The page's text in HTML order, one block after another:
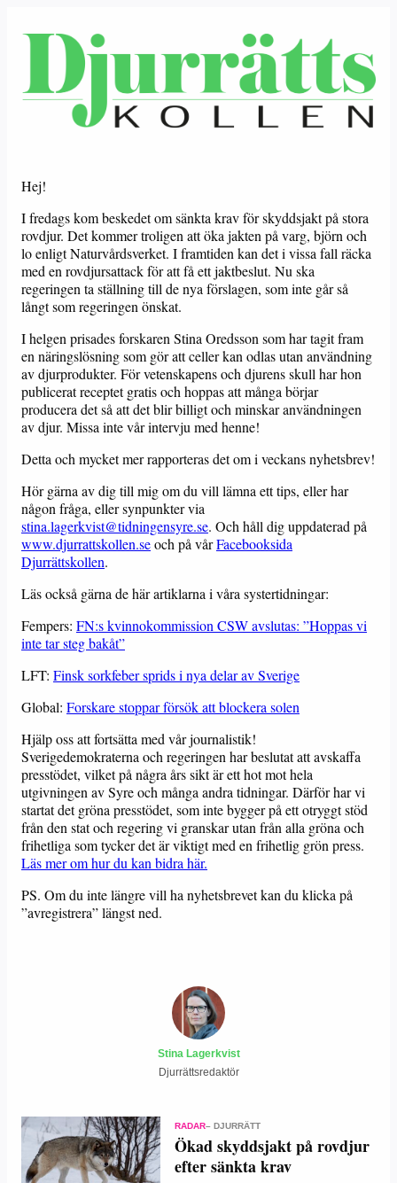
Hej!
I fredags kom beskedet om sänkta krav för skyddsjakt på stora
rovdjur. Det kommer troligen att öka jakten på varg, björn och
lo enligt Naturvårdsverket. I framtiden kan det i vissa fall räcka
med en rovdjursattack för att få ett jaktbeslut. Nu ska
regeringen ta ställning till de nya förslagen, som inte går så
långt som regeringen önskat.
I helgen prisades forskaren Stina Oredsson som har tagit fram
en näringslösning som gör att celler kan odlas utan användning
av djurprodukter. För vetenskapens och djurens skull har hon
publicerat receptet gratis och hoppas att många börjar
producera det så att det blir billigt och minskar användningen
av djur. Missa inte vår intervju med henne!
Detta och mycket mer rapporteras det om i veckans nyhetsbrev!
Hör gärna av dig till mig om du vill lämna ett tips, eller har
någon fråga, eller synpunkter via
stina.lagerkvist@tidningensyre.se. Och håll dig uppdaterad på
www.djurrattskollen.seoch på vårFacebooksida
Djurrättskollen.
Läs också gärna de här artiklarna i våra systertidningar:
Fempers: FN:s kvinnokommission CSW avslutas: ”Hoppas vi
inte tar steg bakåt”
LFT: Finsk sorkfeber sprids i nya delar av Sverige
Global: Forskare stoppar försök att blockera solen
Hjälp oss att fortsätta med vår journalistik!
Sverigedemokraterna och regeringen har beslutat att avskaffa
presstödet, vilket på några års sikt är ett hot mot hela
utgivningen av Syre och många andra tidningar. Därför har vi
startat det gröna presstödet, som inte bygger på ett otryggt stöd
från den stat och regering vi granskar utan från alla gröna och
frihetliga som tycker det är viktigt med en frihetlig grön press.
Läs mer om hur du kan bidra här.
PS. Om du inte längre vill ha nyhetsbrevet kan du klicka på
”avregistrera” längst ned.
Stina Lagerkvist
Djurrättsredaktör
RADAR– DJURRÄTT
Ökad skyddsjakt på rovdjur
efter sänkta krav